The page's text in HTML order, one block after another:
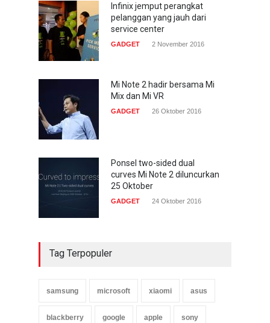
Infinix jemput perangkat
pelanggan yang jauh dari
service center
GADGET 2 November 2016
Mi Note 2 hadir bersama Mi
Mix dan Mi VR
GADGET 26 Oktober 2016
Ponsel two-sided dual
curves Mi Note 2 diluncurkan
25 Oktober
GADGET 24 Oktober 2016
Tag Terpopuler
samsung microsoft xiaomi asus
blackberry google apple sony